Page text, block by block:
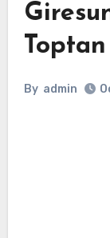
By admin